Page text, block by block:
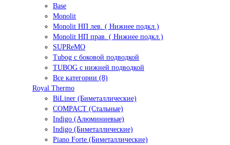
Base
Monolit
Monolit НП лев. ( Нижнее подкл.)
Monolit НП прав. ( Нижнее подкл.)
SUPReMO
Tubog с боковой подводкой
TUBOG с нижней подводкой
Все категории (8)
Royal Thermo
BiLiner (Биметаллические)
COMPACT (Стальные)
Indigo (Алюминиевые)
Indigo (Биметаллические)
Piano Forte (Биметаллические)